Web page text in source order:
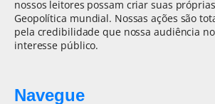
nossos leitores possam criar suas
Geopolítica mundial. Nossas ações são
pela credibilidade que nossa audiência
interesse público.
Navegue